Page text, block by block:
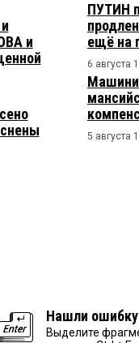
и
ПУТИН
ещё на
6 августа
5 августа
Нашли
Выделите